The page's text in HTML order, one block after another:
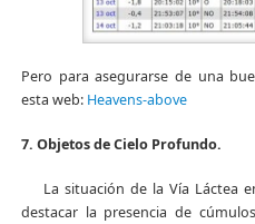
Pero para asegurarse de una
esta web: Heavens-above
7. Objetos de Cielo Profundo.
La situación de la Vía Láctea
destacar la presencia de